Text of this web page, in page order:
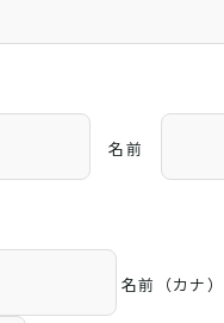
名前
名前（カナ）